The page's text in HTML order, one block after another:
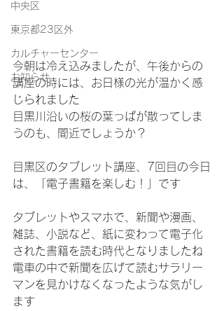
中央区
東京都23区外
カルチャーセンター
お知らせ
今朝は冷え込みましたが、午後からの
講座の時には、お日様の光が温かく感
じられました
目黒川沿いの桜の葉っぱが散ってしま
うのも、間近でしょうか？
目黒区のタブレット講座、7回目の今日
は、「電子書籍を楽しむ！」です
タブレットやスマホで、新聞や漫画、
雑誌、小説など、紙に変わって電子化
された書籍を読む時代となりましたね
電車の中で新聞を広げて読むサラリー
マンを見かけなくなったような気がし
ます